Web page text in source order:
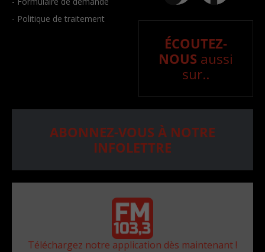
- Politique de traitement
ÉCOUTEZ-
NOUS aussi
sur..
ABONNEZ-VOUS À NOTRE
INFOLETTRE
Téléchargez notre application dès maintenant !